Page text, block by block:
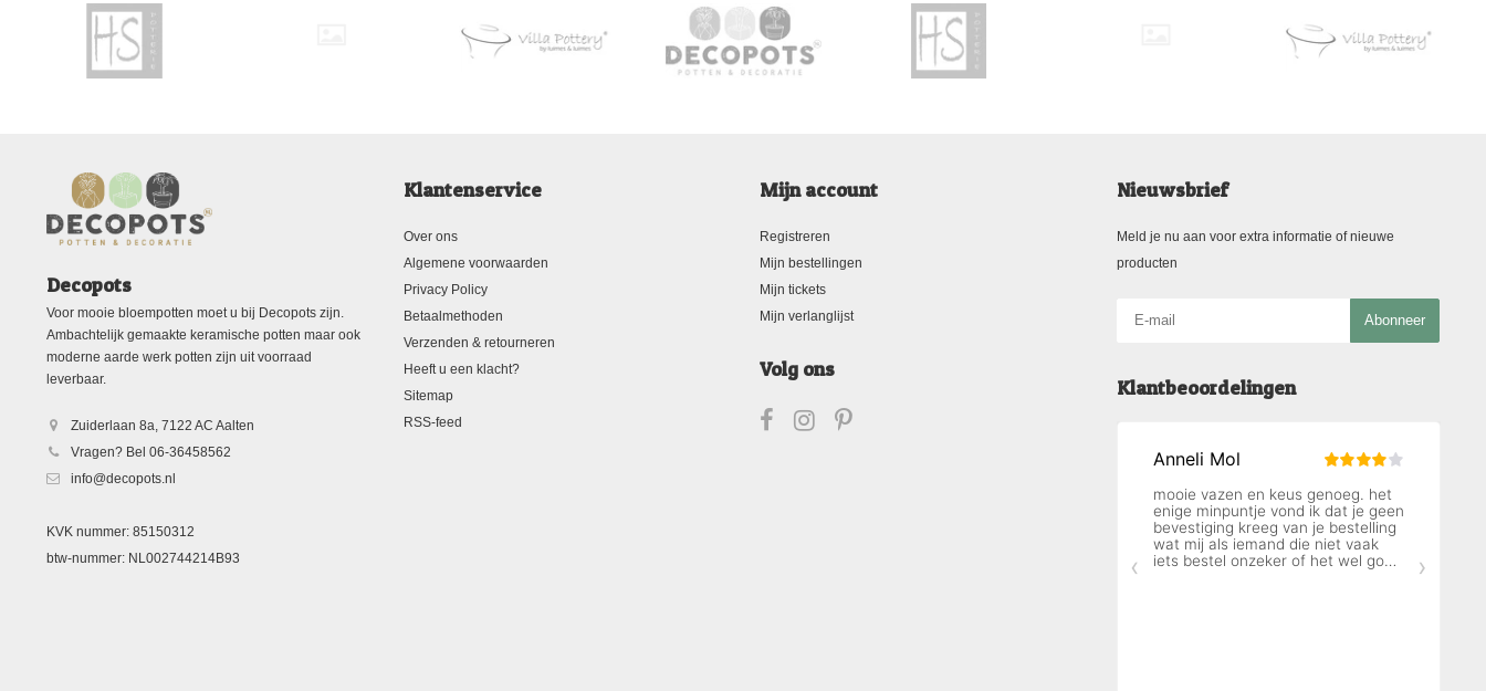
Decopots
Voor mooie bloempotten moet u bij Decopots zijn.
Ambachtelijk gemaakte keramische potten maar ook
moderne aarde werk potten zijn uit voorraad
leverbaar.
Zuiderlaan 8a, 7122 AC Aalten
Vragen? Bel 06-36458562
info@decopots.nl
KVK nummer: 85150312
btw-nummer: NL002744214B93
Klantenservice
Over ons
Algemene voorwaarden
Privacy Policy
Betaalmethoden
Verzenden & retourneren
Heeft u een klacht?
Sitemap
RSS-feed
Mijn account
Registreren
Mijn bestellingen
Mijn tickets
Mijn verlanglijst
Volg ons
Nieuwsbrief
Meld je nu aan voor extra informatie of nieuwe
producten
Abonneer
Klantbeoordelingen